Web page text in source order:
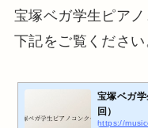
宝塚ベガ学生ピア
下記をご覧ください
宝塚ベガ
回）
https://